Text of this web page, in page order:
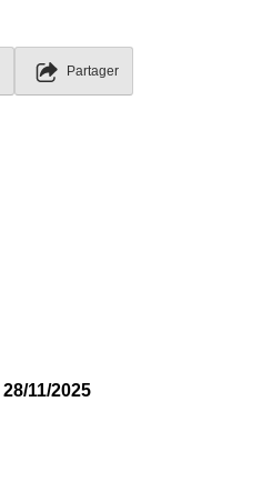
Partager
28/11/2025